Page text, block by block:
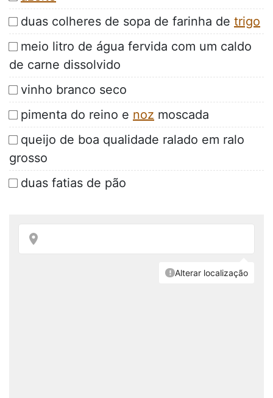
duas colheres de sopa de farinha de trigo
meio litro de água fervida com um caldo
de carne dissolvido
vinho branco seco
pimenta do reino e noz moscada
queijo de boa qualidade ralado em ralo
grosso
duas fatias de pão